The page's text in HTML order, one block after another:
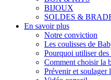
BIJOUX
SOLDES &
En savoir plus
Notre conviction
Les coulisses de
Pourquoi utiliser des
Comment choisir la
Prévenir et soulager